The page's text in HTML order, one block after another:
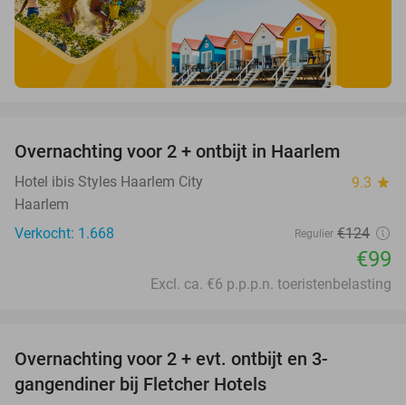
Overnachting voor 2 + ontbijt in Haarlem
Hotel ibis Styles Haarlem City 9.3 star
Haarlem
Verkocht: 1.668
Regulier €124
€99
Excl. ca. €6 p.p.p.n. toeristenbelasting
Overnachting voor 2 + evt. ontbijt en 3-
gangendiner bij Fletcher Hotels